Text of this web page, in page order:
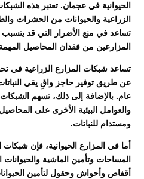
الحيوانية في عجمان. تعتبر هذه
الزراعية والحيوانات من الحشرات
تساعد في منع الأضرار التي قد يتسبب
المزارعين من فقدان المحاصيل المهمة
تساعد شبكات المزارع الزراعية في
عن طريق توفير حاجز واقٍ يقي
عام. بالإضافة إلى ذلك، تسهم
والعوامل البيئية الأخرى على
ومستدام للنباتات.
أما في المزارع الحيوانية، فإن
المساحات وتأمين الماشية والحيوانات
أقفاص وأحواش وحقول لتأمين